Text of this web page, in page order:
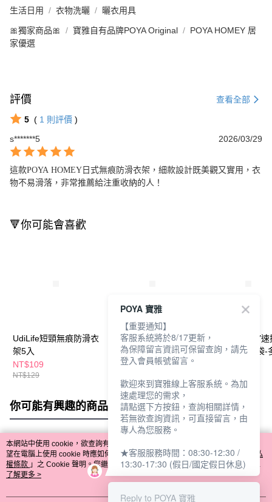
生活日用 衣物洗曬 曬衣用具
🎀獨家商品🎀 寶雅自有品牌POYA Original
POYA HOMEY 居
家優選
評價 查看全部
5 ( 1 則評價 )
s*******5
2026/03/29
這款POYA HOMEY日式無痕防滑衣架，細款設計既美觀又實用，衣
物不易滑落，非常推薦給注重收納的人！
🔻你可能會喜歡
UdiLife短頸無痕防滑衣
架5入
NT$109
NT$129
日光生活寬邊防滑衣
架-6入
NT$149
POYA HOMEY
衣物棉被壓縮袋-
你可能有興趣的商品 全站排行
熱門標籤
本網站中使用 cookie，欲查詢有關本網站使用 cookie 方式之詳情，及若您不希
望在電腦上使用 cookie 時應如何變更電腦的 cookie 設定，請參閱本網站「
隱私
權條款 」之 Cookie 聲明。您繼續使用本網站即表示您同意本公司得按本網站使
用條款之 Cookie 聲明使用 cookie。
了解更多 >
POYA 寶雅
【重要通知】
客服系統將於8/17更新，
為保障留言資訊可保留查詢，請先
登入會員帳號留言。
歡迎來到寶雅線上客服系統。為加
速處理您的需求，
請點選下方按鈕，查詢相關詳情，
若無欲查詢資訊，可直接留言，由
專人為您服務。
★客服服務時間：08:30-12:30 /
13:30-17:30 (假日/國定假日休息)
Reply to POYA 寶雅